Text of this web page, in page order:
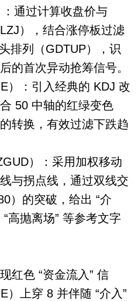
通过计算收盘价与
），结合涨停板过滤
排列（GDTUP），识
的首次异动抢筹信号。
）：引入经典的 KDJ 改
50 中轴的红绿变色
转换，有效过滤下跌趋
）：采用加权移动
与拐点线，通过双线交
）的突破，给出 “介
“高抛离场” 等参考文字
红色 “资金流入” 信
）上穿 8 并伴随 “介入”